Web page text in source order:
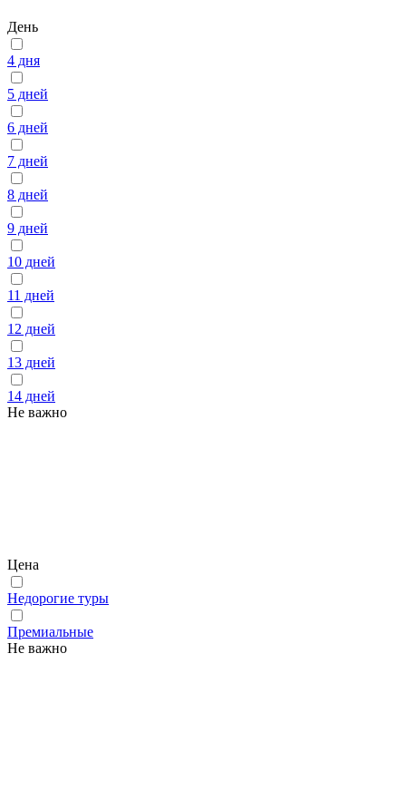
День
4 дня
5 дней
6 дней
7 дней
8 дней
9 дней
10 дней
11 дней
12 дней
13 дней
14 дней
Не важно
Цена
Недорогие туры
Премиальные
Не важно